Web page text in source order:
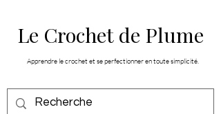
Le Crochet de Plume
Apprendre le crochet et se perfectionner en toute simplicité.